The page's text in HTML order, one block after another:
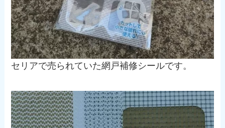
セリアで売られていた網戸補修シールです。